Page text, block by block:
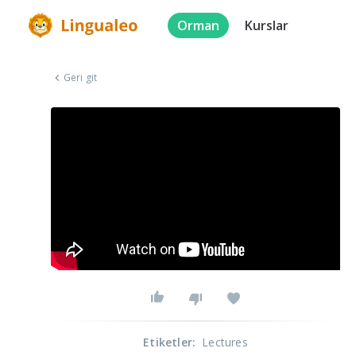
Orman Kurslar
Geri git
Etiketler: Lectures